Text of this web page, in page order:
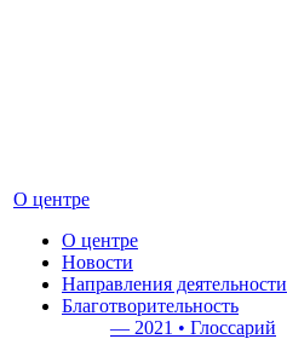
О центре
О центре
Новости
Направления деятельности
Благотворительность
— 2021 • Глоссарий